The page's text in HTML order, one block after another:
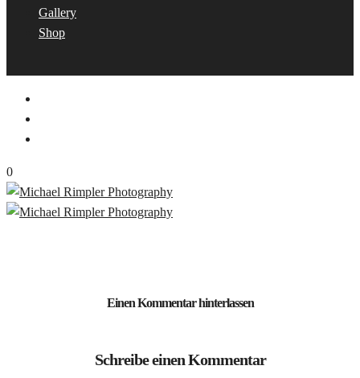
Gallery
Shop
0
Einen Kommentar hinterlassen
Schreibe einen Kommentar